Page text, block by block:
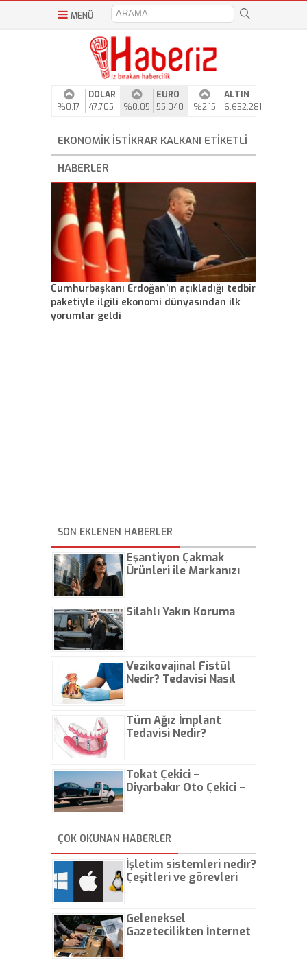
MENÜ
%0,17
DOLAR
47,705
%0,05
EURO
55,040
%2,15
ALTIN
6.632,281
EKONOMIK İSTIKRAR KALKANI ETIKETLI
HABERLER
Cumhurbaşkanı Erdoğan’ın açıkladığı tedbir
paketiyle ilgili ekonomi dünyasından ilk
yorumlar geldi
SON EKLENEN HABERLER
Eşantiyon Çakmak
Ürünleri ile Markanızı
Silahlı Yakın Koruma
Vezikovajinal Fistül
Nedir? Tedavisi Nasıl
Tüm Ağız İmplant
Tedavisi Nedir?
Tokat Çekici –
Diyarbakır Oto Çekici –
ÇOK OKUNAN HABERLER
İşletim sistemleri nedir?
Çeşitleri ve görevleri
Geleneksel
Gazetecilikten İnternet